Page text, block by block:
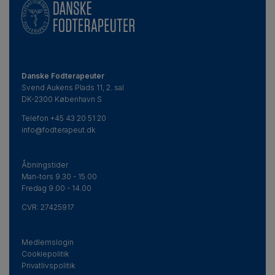
Danske Fodterapeuter
Svend Aukens Plads 11, 2. sal
DK-2300 København S
Telefon +45 43 20 51 20
info@fodterapeut.dk
Åbningstider
Man-tors 9.30 - 15.00
Fredag 9.00 - 14.00
CVR: 27425917
Medlemslogin
Cookiepolitik
Privatlivspolitik